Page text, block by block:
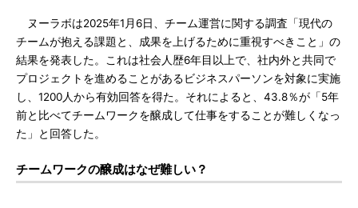
ヌーラボは2025年1月6日、チーム運営に関する調査「現代の
チームが抱える課題と、成果を上げるために重視すべきこと」の
結果を発表した。これは社会人歴6年目以上で、社内外と共同で
プロジェクトを進めることがあるビジネスパーソンを対象に実施
し、1200人から有効回答を得た。それによると、43.8％が「5年
前と比べてチームワークを醸成して仕事をすることが難しくなっ
た」と回答した。
チームワークの醸成はなぜ難しい？